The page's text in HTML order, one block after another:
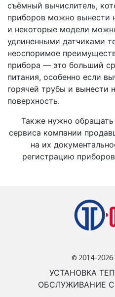
съёмный вычислитель,
приборов можно вынести
и некоторые модели
удлиненными датчиками
неоспоримое
прибора — это больший
питания, особенно если
горячей трубы и вынести
поверхность.
Также нужно
сервиса компании
на их
регистрацию
© 2014-2026
УСТАНОВКА
ОБСЛУЖИВАНИЕ